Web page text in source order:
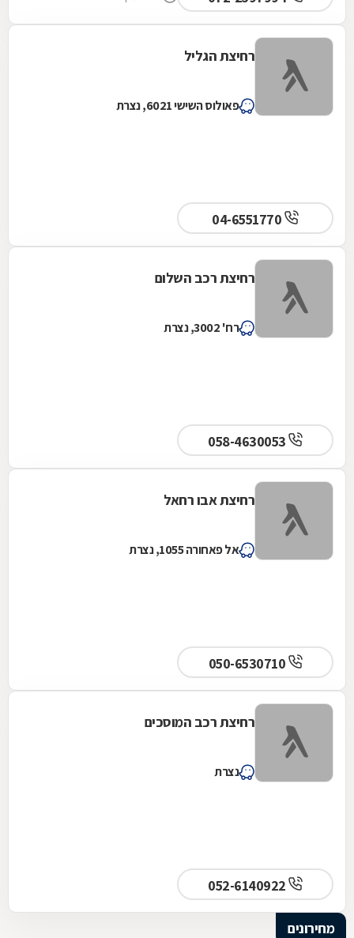
רחיצת הגליל
פאולוס השישי 6021, נצרת
רחיצת רכב השלום
רח' 3002, נצרת
רחיצת אבו רחאל
אל פאחורה 1055, נצרת
רחיצת רכב המוסכים
נצרת
מחירונים